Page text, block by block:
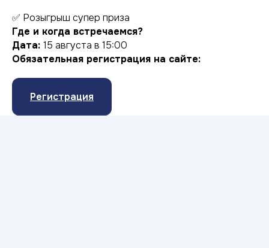
✅ Розыгрыш супер приза
Где и когда встречаемся?
Дата: 15 августа в 15:00
Обязательная регистрация на сайте:
Регистрация